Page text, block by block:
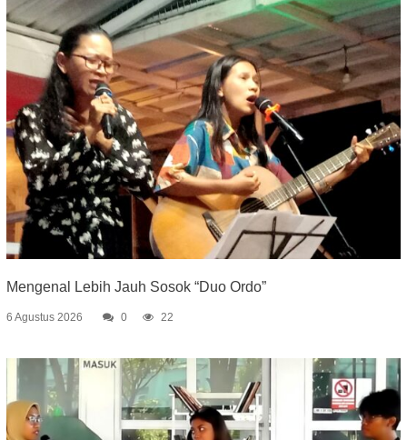
Mengenal Lebih Jauh Sosok “Duo Ordo”
6 Agustus 2026 0 22